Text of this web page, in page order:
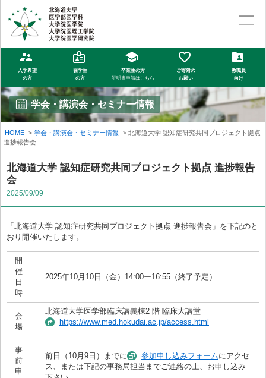
入学希望
の方
在学生
の方
卒業生の方
証明書申請はこちら
ご寄附の
お願い
教職員
向け
学会・講演会・セミナー情報
HOME 学会・講演会・セミナー情報
北海道大学 認知症研究共同プロジェクト拠点
進捗報告会
北海道大学 認知症研究共同プロジェクト拠点 進捗報告
会
2025/09/09
「北海道大学 認知症研究共同プロジェクト拠点 進捗報告会」を下記のと
おり開催いたします。
開
催
日
時
2025年10月10日（金）14:00ー16:55（終了予定）
会
場
北海道大学医学部臨床講義棟2 階 臨床大講堂
https://www.med.hokudai.ac.jp/access.html
事
前
申
前日（10月9日）までに 参加申し込みフォームにアクセ
ス、または下記の事務局担当までご連絡の上、お申し込み